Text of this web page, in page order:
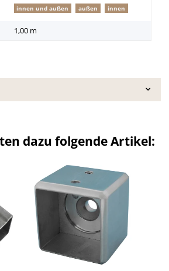
innen und außen außen innen
1,00 m
dazu folgende Artikel: